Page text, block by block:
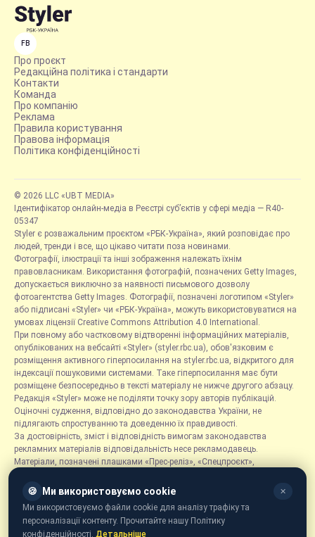
FB
Про проєкт
Редакційна політика і стандарти
Контакти
Команда
Про компанію
Реклама
Правила користування
Правова інформація
Політика конфіденційності
© 2026 LLC «UBT MEDIA»
Ідентифікатор онлайн-медіа в Реєстрі суб’єктів у сфері медіа — R40-
05347
Styler є розважальним проєктом «РБК-Україна», який розповідає про
людей, тренди і все, що цікаво читати поза новинами.
Фотографії, ілюстрації та інші зображення належать їхнім
правовласникам. Використання фотографій, позначених Getty Images,
допускається виключно за наявності письмового дозволу
фотоагентства Getty Images. Фотографії, позначені логотипом «Styler»
або підписані «Styler» чи «РБК-Україна», можуть використовуватися на
умовах ліцензії Creative Commons Attribution 4.0 International.
При повному або частковому відтворенні інформаційних матеріалів,
опублікованих на вебсайті «Styler» (styler.rbc.ua), обов'язковим є
розміщення активного гіперпосилання на styler.rbc.ua, відкритого для
індексації пошуковими системами. Таке гіперпосилання має бути
розміщене безпосередньо в тексті матеріалу не нижче другого абзацу.
Редакція «Styler» може не поділяти точку зору авторів публікацій.
Оціночні судження, відповідно до законодавства України, не
підлягають спростуванню та доведенню їх правдивості.
За достовірність, зміст і відповідність вимогам законодавства
рекламних матеріалів відповідальність несе рекламодавець.
Матеріали, позначені плашками «Прес-реліз», «Спецпроєкт»,
розміщуються на правах реклами.
Рубрика «Новини компаній» є інформаційним форматом, що містить
новини, повідомлення та оголошення, пов'язані з діяльністю
компаній, і ґрунтується на інформації, наданій відповідними
🍪 Ми використовуємо cookie ✕
Ми використовуємо файли cookie для аналізу трафіку та
персоналізації контенту. Прочитайте нашу Політику
конфіденційності. Детальніше